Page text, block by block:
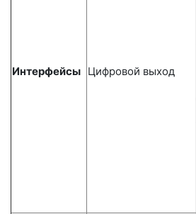
Интерфейсы Цифровой выход